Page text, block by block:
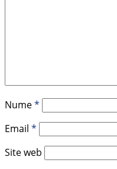
Nume*
Email *
Site web